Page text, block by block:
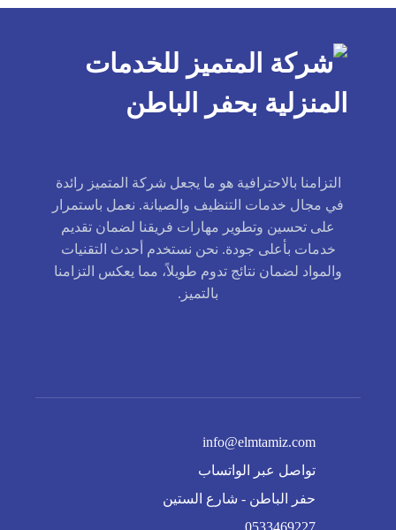
التزامنا بالاحترافية هو ما يجعل شركة المتميز رائدة
في مجال خدمات التنظيف والصيانة. نعمل باستمرار
على تحسين وتطوير مهارات فريقنا لضمان تقديم
خدمات بأعلى جودة. نحن نستخدم أحدث التقنيات
والمواد لضمان نتائج تدوم طويلاً، مما يعكس التزامنا
بالتميز.
info@elmtamiz.com
تواصل عبر الواتساب
حفر الباطن - شارع الستين
0533469227